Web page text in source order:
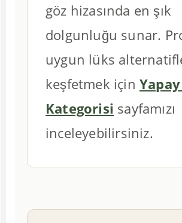
göz hizasında en şık
dolgunluğu sunar.
uygun lüks
keşfetmek için
Kategorisi sayfamızı
inceleyebilirsiniz.